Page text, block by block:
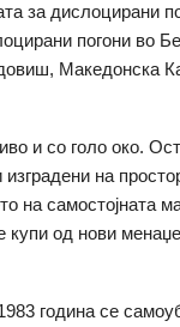
за дислоцирани
погони во
Македонска
и со голо око.
на
на самостојната
купи од нови
година се